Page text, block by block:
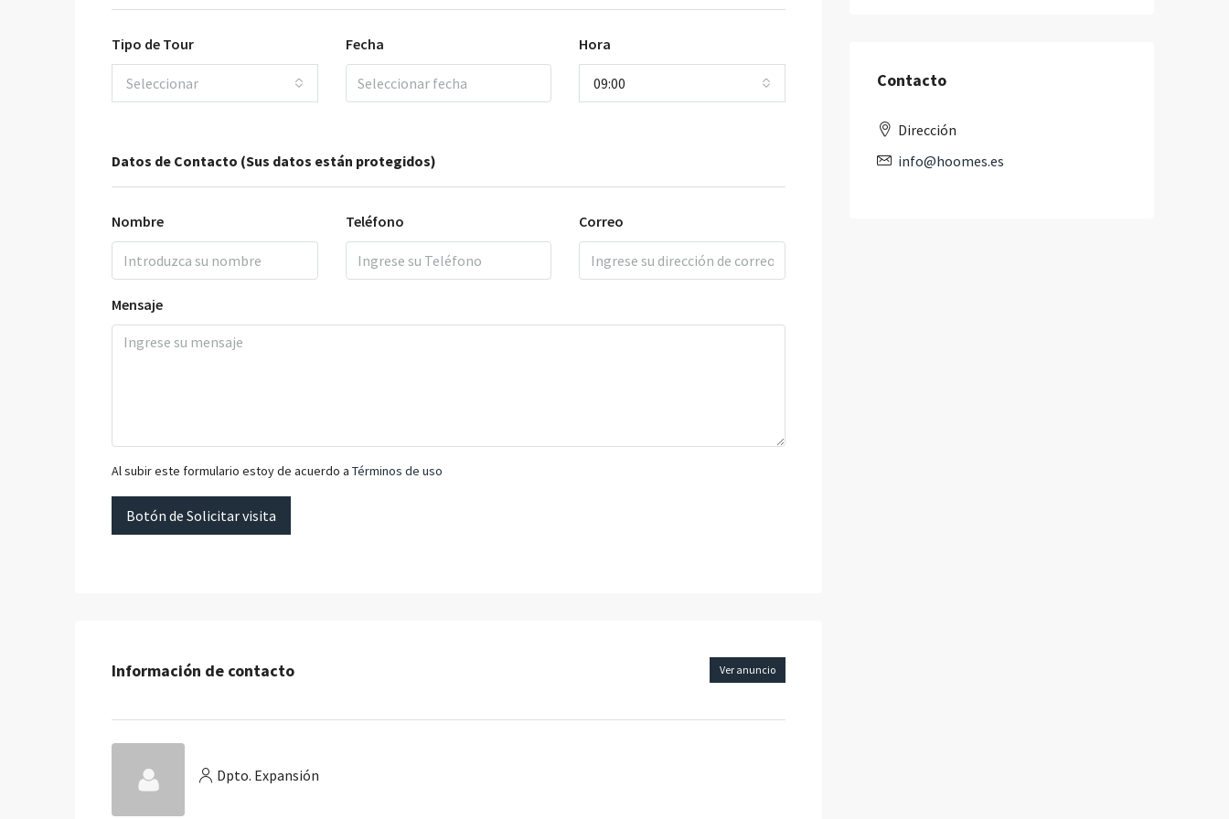
Tipo de Tour
Seleccionar
Fecha Hora
09:00
Datos de Contacto (Sus datos están protegidos)
Nombre Teléfono Correo
Mensaje
Al subir este formulario estoy de acuerdo a Términos de uso
Botón de Solicitar visita
Información de contacto Ver anuncio
Dpto. Expansión
Contacto
Dirección
info@hoomes.es